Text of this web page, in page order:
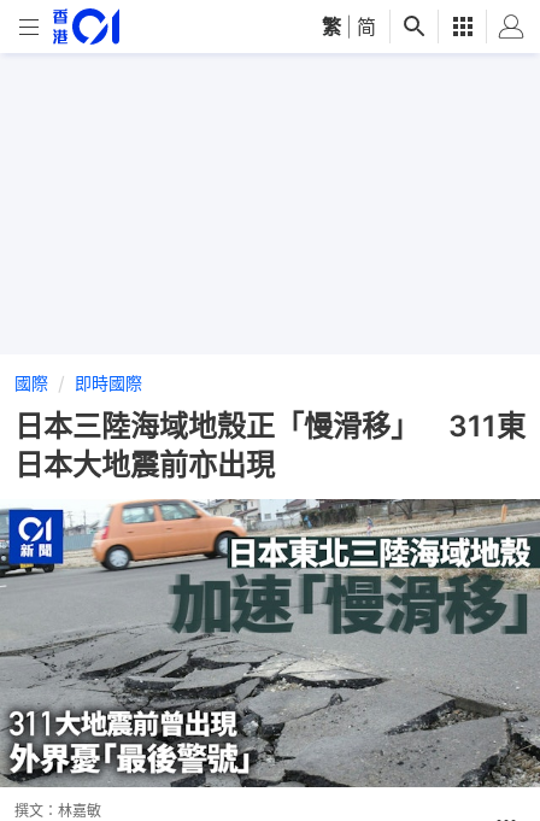
繁 简
國際 即時國際
日本三陸海域地殼正「慢滑移」 311東
日本大地震前亦出現
撰文： 林嘉敏